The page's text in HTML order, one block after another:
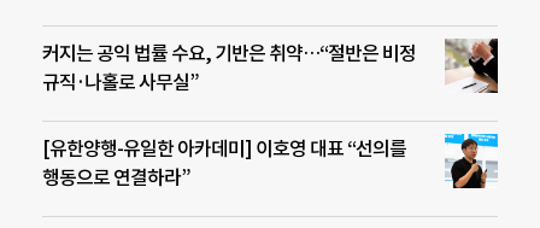
커지는 공익 법률 수요, 기반은 취약…“절반은 비정
규직·나홀로 사무실”
[유한양행-유일한 아카데미] 이호영 대표 “선의를
행동으로 연결하라”